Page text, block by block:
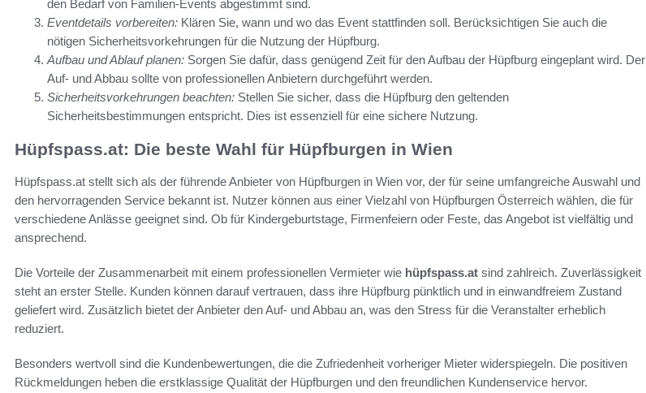
den Bedarf von Familien-Events abgestimmt sind.
Eventdetails vorbereiten: Klären Sie, wann und wo das Event stattfinden soll. Berücksichtigen Sie auch die
nötigen Sicherheitsvorkehrungen für die Nutzung der Hüpfburg.
Aufbau und Ablauf planen: Sorgen Sie dafür, dass genügend Zeit für den Aufbau der Hüpfburg eingeplant wird. Der
Auf- und Abbau sollte von professionellen Anbietern durchgeführt werden.
Sicherheitsvorkehrungen beachten: Stellen Sie sicher, dass die Hüpfburg den geltenden
Sicherheitsbestimmungen entspricht. Dies ist essenziell für eine sichere Nutzung.
Hüpfspass.at: Die beste Wahl für Hüpfburgen in Wien
Hüpfspass.at stellt sich als der führende Anbieter von Hüpfburgen in Wien vor, der für seine umfangreiche Auswahl und
den hervorragenden Service bekannt ist. Nutzer können aus einer Vielzahl von Hüpfburgen Österreich wählen, die für
verschiedene Anlässe geeignet sind. Ob für Kindergeburtstage, Firmenfeiern oder Feste, das Angebot ist vielfältig und
ansprechend.
Die Vorteile der Zusammenarbeit mit einem professionellen Vermieter wie hüpfspass.at sind zahlreich. Zuverlässigkeit
steht an erster Stelle. Kunden können darauf vertrauen, dass ihre Hüpfburg pünktlich und in einwandfreiem Zustand
geliefert wird. Zusätzlich bietet der Anbieter den Auf- und Abbau an, was den Stress für die Veranstalter erheblich
reduziert.
Besonders wertvoll sind die Kundenbewertungen, die die Zufriedenheit vorheriger Mieter widerspiegeln. Die positiven
Rückmeldungen heben die erstklassige Qualität der Hüpfburgen und den freundlichen Kundenservice hervor.